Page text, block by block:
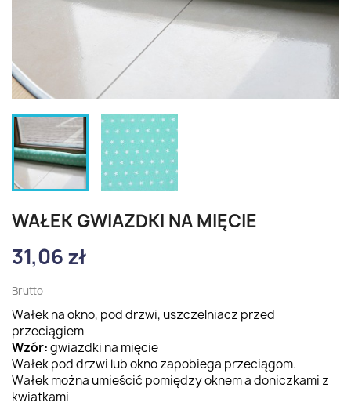
WAŁEK GWIAZDKI NA MIĘCIE
31,06 zł
Brutto
Wałek na okno, pod drzwi, uszczelniacz przed
przeciągiem
Wzór:gwiazdki na mięcie
Wałek pod drzwi lub okno zapobiega przeciągom.
Wałek można umieścić pomiędzy oknem a doniczkami z
kwiatkami